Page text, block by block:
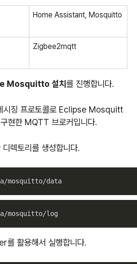
Home Assistant, Mosquitto
Zigbee2mqtt
Mosquitto 설치를 진행합니다.
시징 프로토콜로 Eclipse Mosquitt
현한 MQTT 브로커입니다.
렉토리를 생성합니다.
mosquitto/data
mosquitto/log
활용해서 실행합니다.